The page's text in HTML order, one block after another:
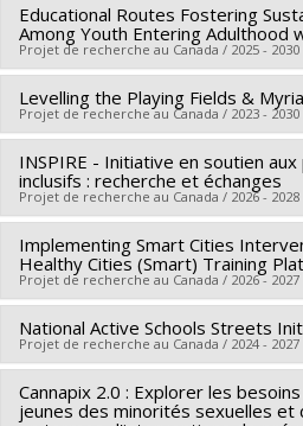
Chercheur principal : Evelyne de
Co-chercheurs : Louise Potvin,
Frohlich,Yan Kestens,Juan
Aenishaenslin ,Evelyne Brie,
Sources de financement :SPIIE/
programmes interorganismes à
établissements
Programmes de subvention :
en recherche du Canada
Educational Routes Fostering
Among Youth Entering Adulthood
Projet de recherche au Canada / 2025 - 2030
Chercheur principal : Véronique
Co-chercheurs : Éric Lacourse,
Katherine Frohlich, Nancy
Elizabeth Olivier,Kristel Tardif-
Sophie Denault,David Litalien,
Sources de financement :CRSH/
sciences humaines du Canada
Programmes de subvention :
Levelling the Playing Fields &
Projet de recherche au Canada / 2023 - 2030
Chercheur principal : Katherine
Co-chercheurs : Nancy Beauregard
Patricia Collins
Sources de financement :IRSC/
santé du Canada
Programmes de subvention :
de fonctionnement incluant les
fonctionnement programmatiques
INSPIRE - Initiative en soutien
inclusifs : recherche et échanges
Projet de recherche au Canada / 2026 - 2028
Chercheur principal : Véronique
Co-chercheurs : Pierre Noreau ,
Katherine Frohlich,Nancy
Pierre Canisius Kamanzi,Tonino
Sophie Tremblay-Hébert,
Rosanne Blanchet,Laëtitia Renée
Implementing Smart Cities
Healthy Cities (Smart) Training
Projet de recherche au Canada / 2026 - 2027
Chercheur principal : David Ma
Co-chercheurs : Katherine Frohlich
Sources de financement :IRSC/
santé du Canada
National Active Schools Streets
Projet de recherche au Canada / 2024 - 2027
Chercheur principal : Mariana
Cannapix 2.0 : Explorer les
jeunes des minorités sexuelles et